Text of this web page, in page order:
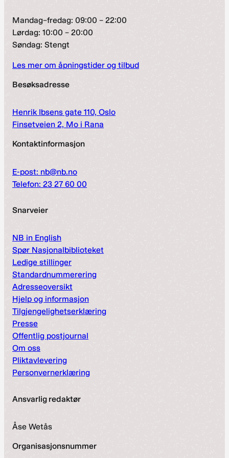
Mandag–fredag: 09:00 – 22:00
Lørdag: 10:00 – 20:00
Søndag: Stengt
Les mer om åpningstider og tilbud
Besøksadresse
Henrik Ibsens gate 110, Oslo
Finsetveien 2, Mo i Rana
Kontaktinformasjon
E-post: nb@nb.no
Telefon: 23 27 60 00
Snarveier
NB in English
Spør Nasjonalbiblioteket
Ledige stillinger
Standardnummerering
Adresseoversikt
Hjelp og informasjon
Tilgjengelighetserklæring
Presse
Offentlig postjournal
Om oss
Pliktavlevering
Personvernerklæring
Ansvarlig redaktør
Åse Wetås
Organisasjonsnummer